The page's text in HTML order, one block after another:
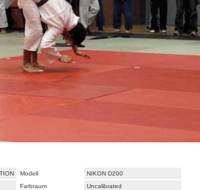
Modell
NIKON D200
Farbraum Uncalibrated